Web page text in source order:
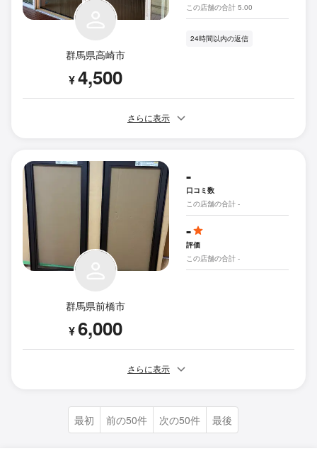
群馬県高崎市
¥4,500
この店舗の合計 5.00
24時間以内の返信
さらに表示
群馬県前橋市
¥6,000
-
口コミ数
この店舗の合計 -
-
評価
この店舗の合計 -
さらに表示
最初 前の50件 次の50件 最後